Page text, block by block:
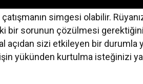
simgesi olabilir.
bir sorunun çözülmesi
açıdan sizi etkileyen bir durumla
yükünden kurtulma isteğinizi